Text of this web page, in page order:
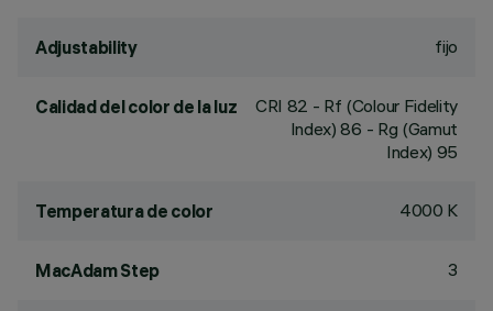
Adjustability fijo
Calidad del color de la luz CRI 82 - Rf (Colour Fidelity
Index) 86 - Rg (Gamut
Index) 95
Temperatura de color 4000 K
MacAdam Step 3